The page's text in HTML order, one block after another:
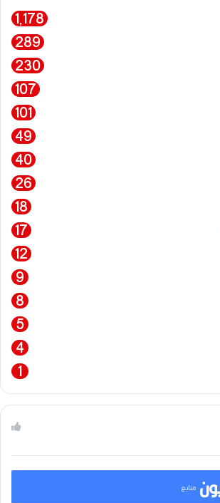
1٬178
289
230
107
101
49
40
26
18
17
12
9
8
5
4
1
متابع